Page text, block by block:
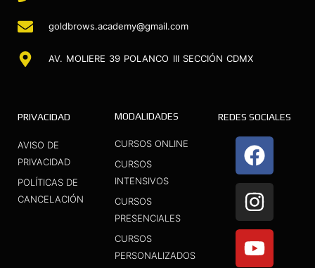
goldbrows.academy@gmail.com
AV. MOLIERE 39 POLANCO III SECCIÓN CDMX
PRIVACIDAD
AVISO DE
PRIVACIDAD
POLÍTICAS DE
CANCELACIÓN
MODALIDADES
CURSOS ONLINE
CURSOS
INTENSIVOS
CURSOS
PRESENCIALES
CURSOS
PERSONALIZADOS
REDES SOCIALES
F
a
c
e
b
o
I
n
s
t
a
g
Y
o
u
t
u
b